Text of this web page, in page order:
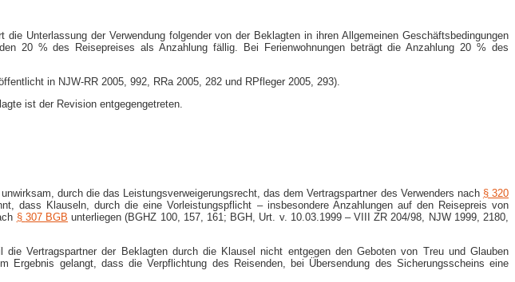
die Unterlassung der Verwendung folgender von der Beklagten in ihren Allgemeinen Geschäftsbedingungen
20 % des Reisepreises als Anzahlung fällig. Bei Ferienwohnungen beträgt die Anzahlung 20 % des
in NJW-RR 2005, 992, RRa 2005, 282 und RPfleger 2005, 293).
ist der Revision entgegengetreten.
durch die das Leistungsverweigerungsrecht, das dem Vertragspartner des Verwenders nach § 320
dass Klauseln, durch die eine Vorleistungspflicht – insbesondere Anzahlungen auf den Reisepreis von
§ 307 BGB unterliegen (BGHZ 100, 157, 161; BGH, Urt. v. 10.03.1999 – VIII ZR 204/98, NJW 1999, 2180,
die Vertragspartner der Beklagten durch die Klausel nicht entgegen den Geboten von Treu und Glauben
gelangt, dass die Verpflichtung des Reisenden, bei Übersendung des Sicherungsscheins eine